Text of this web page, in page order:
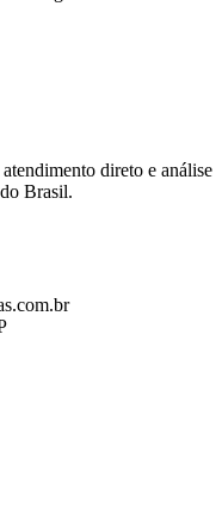
direto e análise
Brasil.